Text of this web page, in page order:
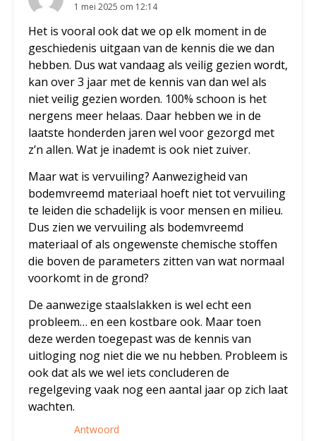
1 mei 2025 om 12:14
Het is vooral ook dat we op elk moment in de
geschiedenis uitgaan van de kennis die we dan
hebben. Dus wat vandaag als veilig gezien wordt,
kan over 3 jaar met de kennis van dan wel als
niet veilig gezien worden. 100% schoon is het
nergens meer helaas. Daar hebben we in de
laatste honderden jaren wel voor gezorgd met
z’n allen. Wat je inademt is ook niet zuiver.
Maar wat is vervuiling? Aanwezigheid van
bodemvreemd materiaal hoeft niet tot vervuiling
te leiden die schadelijk is voor mensen en milieu.
Dus zien we vervuiling als bodemvreemd
materiaal of als ongewenste chemische stoffen
die boven de parameters zitten van wat normaal
voorkomt in de grond?
De aanwezige staalslakken is wel echt een
probleem… en een kostbare ook. Maar toen
deze werden toegepast was de kennis van
uitloging nog niet die we nu hebben. Probleem is
ook dat als we wel iets concluderen de
regelgeving vaak nog een aantal jaar op zich laat
wachten.
Antwoord